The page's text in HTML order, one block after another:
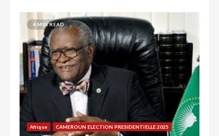
4 MIN READ
Afrique CAMEROUN ELECTION PRESIDENTIELLE 2025